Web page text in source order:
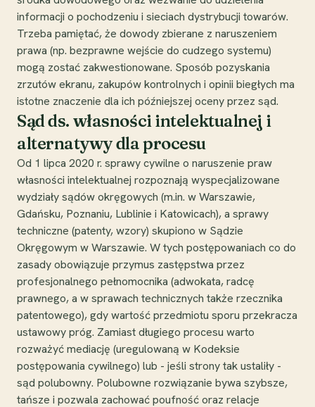
informacji o pochodzeniu i sieciach dystrybucji towarów.
Trzeba pamiętać, że dowody zbierane z naruszeniem
prawa (np. bezprawne wejście do cudzego systemu)
mogą zostać zakwestionowane. Sposób pozyskania
zrzutów ekranu, zakupów kontrolnych i opinii biegłych ma
istotne znaczenie dla ich późniejszej oceny przez sąd.
Sąd ds. własności intelektualnej i
alternatywy dla procesu
Od 1 lipca 2020 r. sprawy cywilne o naruszenie praw
własności intelektualnej rozpoznają wyspecjalizowane
wydziały sądów okręgowych (m.in. w Warszawie,
Gdańsku, Poznaniu, Lublinie i Katowicach), a sprawy
techniczne (patenty, wzory) skupiono w Sądzie
Okręgowym w Warszawie. W tych postępowaniach co do
zasady obowiązuje przymus zastępstwa przez
profesjonalnego pełnomocnika (adwokata, radcę
prawnego, a w sprawach technicznych także rzecznika
patentowego), gdy wartość przedmiotu sporu przekracza
ustawowy próg. Zamiast długiego procesu warto
rozważyć mediację (uregulowaną w Kodeksie
postępowania cywilnego) lub - jeśli strony tak ustaliły -
sąd polubowny. Polubowne rozwiązanie bywa szybsze,
tańsze i pozwala zachować poufność oraz relacje